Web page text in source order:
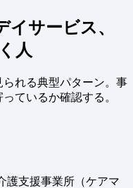
イサービス、
人
れる典型パターン。事
ているか確認する。
護支援事業所（ケアマ